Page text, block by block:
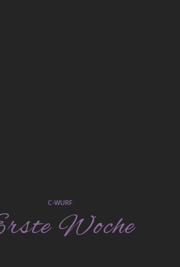
C-WURF
Woche